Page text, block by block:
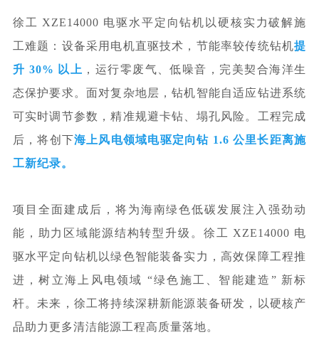
徐工 XZE14000 电驱水平定向钻机以 硬核实力破解施
工难题：设备采用电机直驱技术，节能率较传统钻机提
升 30% 以上 ，运行零废气、低噪音，完美契合海洋生
态保护要求。面对复杂地层，钻机智能自适应钻进系统
可实时调节参数，精准规避卡钻、塌孔风险。工程完成
后，将创下海上风电领域电驱定向钻 1.6 公里长距离施
工新纪录。
项目全面建成后，将为海南绿色低碳发展注入强劲动
能，助力区域能源结构转型升级。徐工 XZE14000 电
驱水平定向钻机以绿色智能装备实力，高效保障工程推
进，树立海上风电领域 “绿色施工、智能建造” 新标
杆。未来，徐工将持续深耕新能源装备研发，以硬核产
品助力更多清洁能源工程高质量落地。